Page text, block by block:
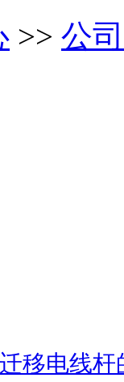
>> 公
移电线杆